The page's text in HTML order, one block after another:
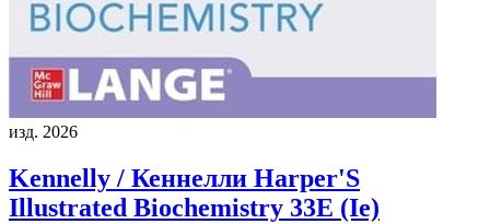
изд. 2026
Kennelly / Кеннелли Harper'S
Illustrated Biochemistry 33E (Ie)